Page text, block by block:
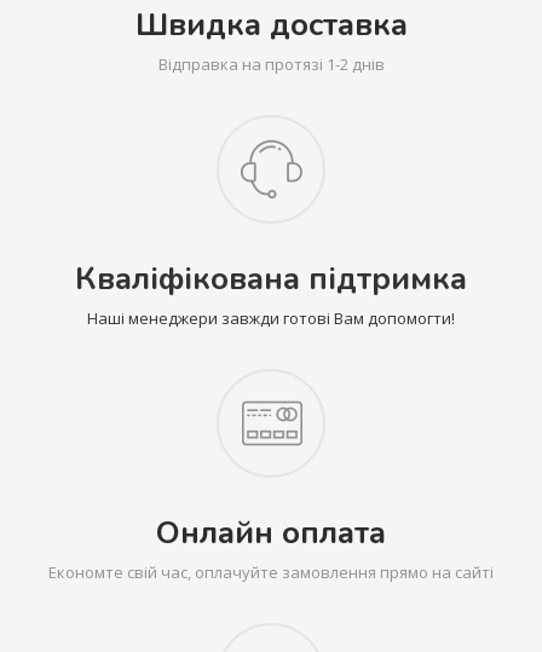
Швидка доставка
Відправка на протязі 1-2 днів
Кваліфікована підтримка
Наші менеджери завжди готові Вам допомогти!
Онлайн оплата
Економте свій час, оплачуйте замовлення прямо на сайті